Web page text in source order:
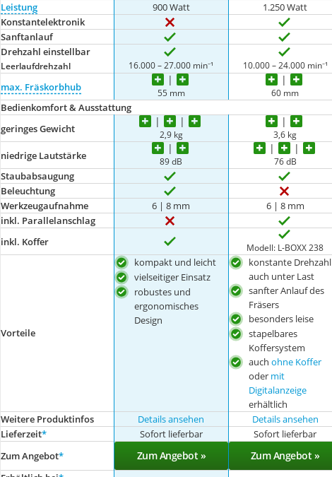
Leistung
900 Watt 1.250 Watt
Konstantelektronik
Sanftanlauf
Drehzahl einstellbar
Leerlaufdrehzahl 16.000 – 27.000 min⁻¹ 10.000 – 24.000 min⁻¹
max. Fräskorbhub 55 mm 60 mm
Bedienkomfort & Ausstattung
geringes Gewicht
2,9 kg 3,6 kg
niedrige Lautstärke 89 dB 76 dB
Staubabsaugung
Beleuchtung
Werkzeugaufnahme
6 | 8 mm 6 | 8 mm
inkl. Parallelanschlag
inkl. Koffer
Modell: L-BOXX 238
Vorteile
kompakt und leicht
vielseitiger Einsatz
robustes und
ergonomisches
Design
konstante Drehzahl
auch unter Last
sanfter Anlauf des
Fräsers
besonders leise
stapelbares
Koffersystem
auch ohne Koffer
oder mit
Digitalanzeige
erhältlich
Weitere Produktinfos Details ansehen Details ansehen
Lieferzeit* Sofort lieferbar Sofort lieferbar
Zum Angebot* Zum Angebot » Zum Angebot »